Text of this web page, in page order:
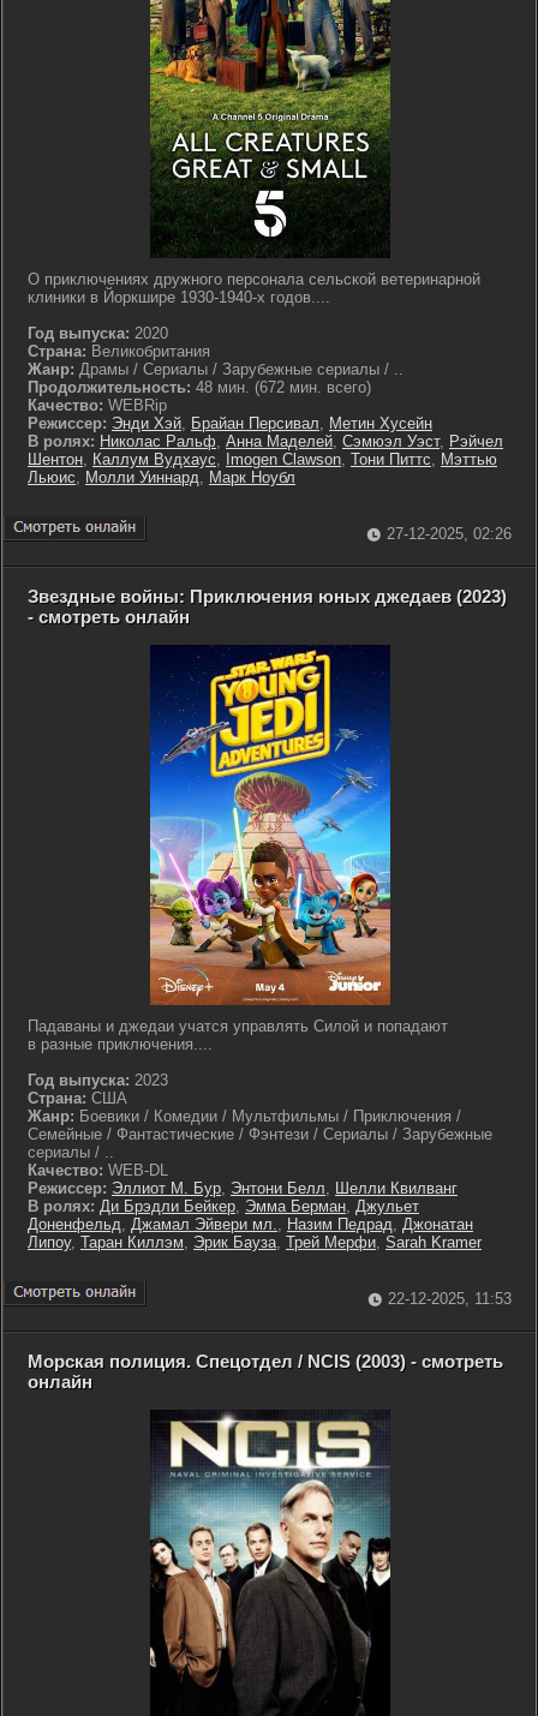
О приключениях дружного персонала сельской ветеринарной
клиники в Йоркшире 1930-1940-х годов....
Год выпуска: 2020
Страна: Великобритания
Жанр: Драмы / Сериалы / Зарубежные сериалы / ..
Продолжительность: 48 мин. (672 мин. всего)
Качество: WEBRip
Режиссер: Энди Хэй, Брайан Персивал, Метин Хусейн
В ролях: Николас Ральф, Анна Маделей, Сэмюэл Уэст, Рэйчел
Шентон, Каллум Вудхаус, Imogen Clawson, Тони Питтс, Мэттью
Льюис, Молли Уиннард, Марк Ноубл
27-12-2025, 02:26
Звездные войны: Приключения юных джедаев (2023)
- смотреть онлайн
Падаваны и джедаи учатся управлять Силой и попадают
в разные приключения....
Год выпуска: 2023
Страна: США
Жанр: Боевики / Комедии / Мультфильмы / Приключения /
Семейные / Фантастические / Фэнтези / Сериалы / Зарубежные
сериалы / ..
Качество: WEB-DL
Режиссер: Эллиот М. Бур, Энтони Белл, Шелли Квилванг
В ролях: Ди Брэдли Бейкер, Эмма Берман, Джульет
Доненфельд, Джамал Эйвери мл., Назим Педрад, Джонатан
Липоу, Таран Киллэм, Эрик Бауза, Трей Мерфи, Sarah Kramer
22-12-2025, 11:53
Морская полиция. Спецотдел / NCIS (2003) - смотреть
онлайн